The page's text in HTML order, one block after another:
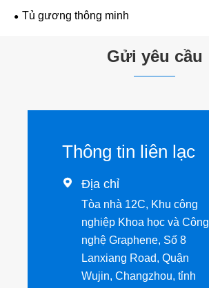
Tủ gương thông minh
Gửi yêu cầu
Thông tin liên lạc
 Địa chỉ
Tòa nhà 12C, Khu công
nghiệp Khoa học và Công
nghệ Graphene, Số 8
Lanxiang Road, Quận
Wujin, Changzhou, tỉnh